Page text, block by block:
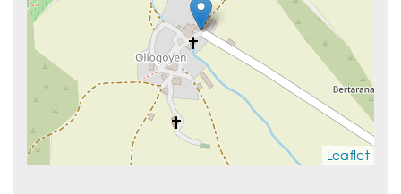
Leaflet